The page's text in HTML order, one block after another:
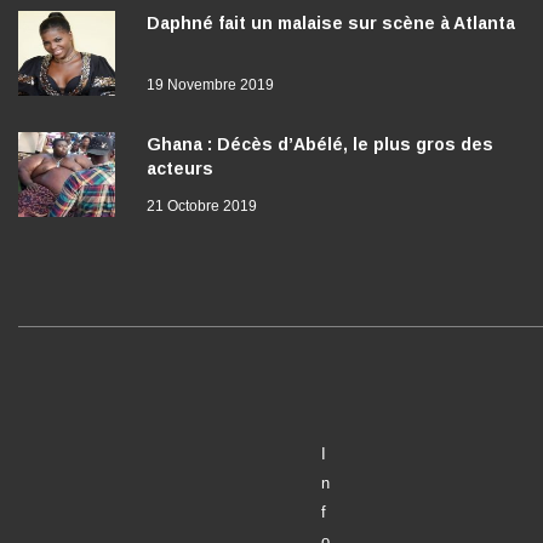
Daphné fait un malaise sur scène à Atlanta
19 Novembre 2019
Ghana : Décès d’Abélé, le plus gros des
acteurs
21 Octobre 2019
I
n
f